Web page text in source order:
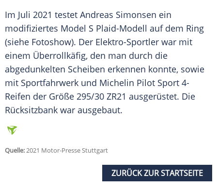
Im Juli 2021 testet Andreas Simonsen ein
modifiziertes Model S Plaid-Modell auf dem Ring
(siehe Fotoshow). Der Elektro-Sportler war mit
einem Überrollkäfig, den man durch die
abgedunkelten Scheiben erkennen konnte, sowie
mit Sportfahrwerk und Michelin Pilot Sport 4-
Reifen der Größe 295/30 ZR21 ausgerüstet. Die
Rücksitzbank war ausgebaut.
Quelle:2021 Motor-Presse Stuttgart
ZURÜCK ZUR STARTSEITE